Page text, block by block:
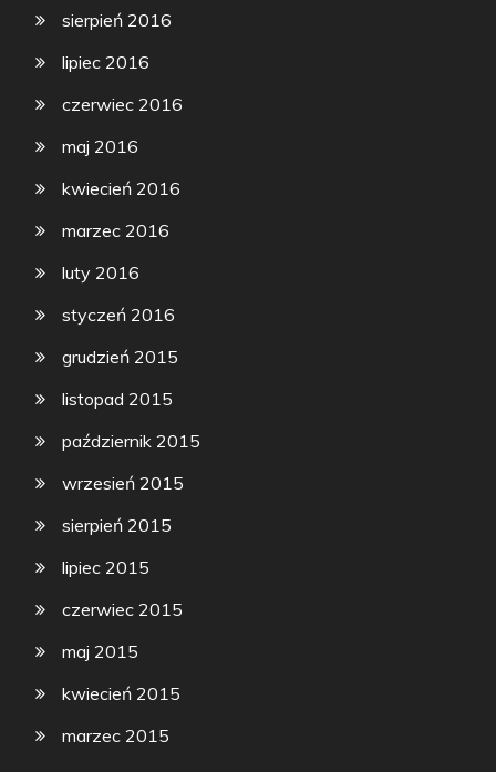
sierpień 2016
lipiec 2016
czerwiec 2016
maj 2016
kwiecień 2016
marzec 2016
luty 2016
styczeń 2016
grudzień 2015
listopad 2015
październik 2015
wrzesień 2015
sierpień 2015
lipiec 2015
czerwiec 2015
maj 2015
kwiecień 2015
marzec 2015